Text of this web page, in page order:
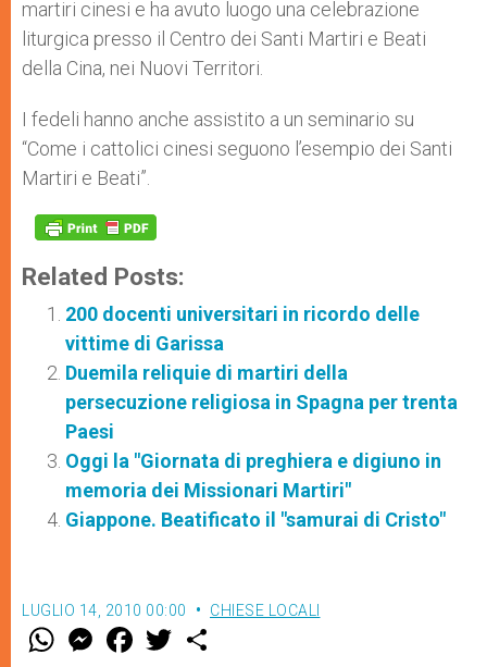
martiri cinesi e ha avuto luogo una celebrazione
liturgica presso il Centro dei Santi Martiri e Beati
della Cina, nei Nuovi Territori.
I fedeli hanno anche assistito a un seminario su
“Come i cattolici cinesi seguono l’esempio dei Santi
Martiri e Beati”.
Related Posts:
200 docenti universitari in ricordo delle
vittime di Garissa
Duemila reliquie di martiri della
persecuzione religiosa in Spagna per trenta
Paesi
Oggi la "Giornata di preghiera e digiuno in
memoria dei Missionari Martiri"
Giappone. Beatificato il "samurai di Cristo"
LUGLIO 14, 2010 00:00 CHIESE LOCALI
W M
e
F
a w